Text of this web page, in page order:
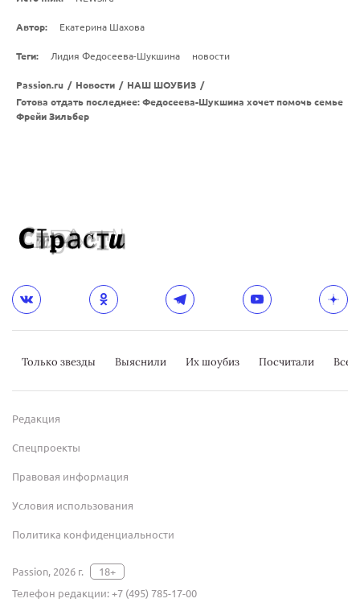
Автор: Екатерина Шахова
Теги: Лидия Федосеева-Шукшина новости
Passion.ru / Новости / НАШ ШОУБИЗ /
Готова отдать последнее: Федосеева-Шукшина хочет помочь семье
Фрейи Зильбер
Только звезды Выяснили Их шоубиз Посчитали
Редакция
Спецпроекты
Правовая информация
Условия использования
Политика конфиденциальности
Passion, 2026 г.
18+
Телефон редакции:+7 (495) 785-17-00